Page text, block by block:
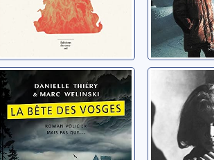
La bête des
Vosges
Thiéry, Danielle
Un
nommé
Williams,